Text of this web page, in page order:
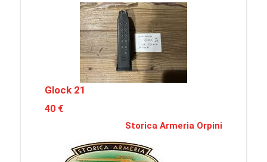
Glock 21
40 €
Storica Armeria Orpini